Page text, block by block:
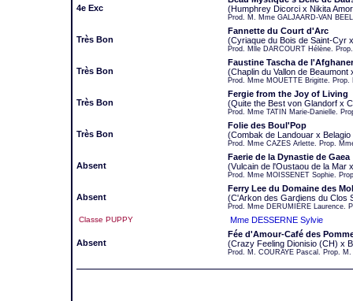
4e Exc
(Humphrey Dicorci x Nikita
Prod. M. Mme GALJAARD-VAN
Très Bon
Fannette du Court d'Arc
(Cyriaque du Bois de Saint-Cyr
Prod. Mlle DARCOURT Hélène.
Très Bon
Faustine Tascha de
(Chaplin du Vallon de
Prod. Mme MOUETTE Brigitte.
Très Bon
Fergie from the Joy of Living
(Quite the Best von Glandorf x
Prod. Mme TATIN Marie-Danielle.
Très Bon
Folie des Boul'Pop
(Combak de Landouar x
Prod. Mme CAZES Arlette. Prop.
Absent
Faerie de la Dynastie de Gaea
(Vulcain de l'Oustaou de la Mar
Prod. Mme MOISSENET Sophie.
Absent
Ferry Lee du Domaine des
(C'Arkon des Gardiens du Clos
Prod. Mme DERUMIÈRE Laurence.
Classe PUPPY Mme DESSERNE Sylvie
Absent
Fée d'Amour-Café des
(Crazy Feeling Dionisio (CH) x
Prod. M. COURAYE Pascal. Prop.